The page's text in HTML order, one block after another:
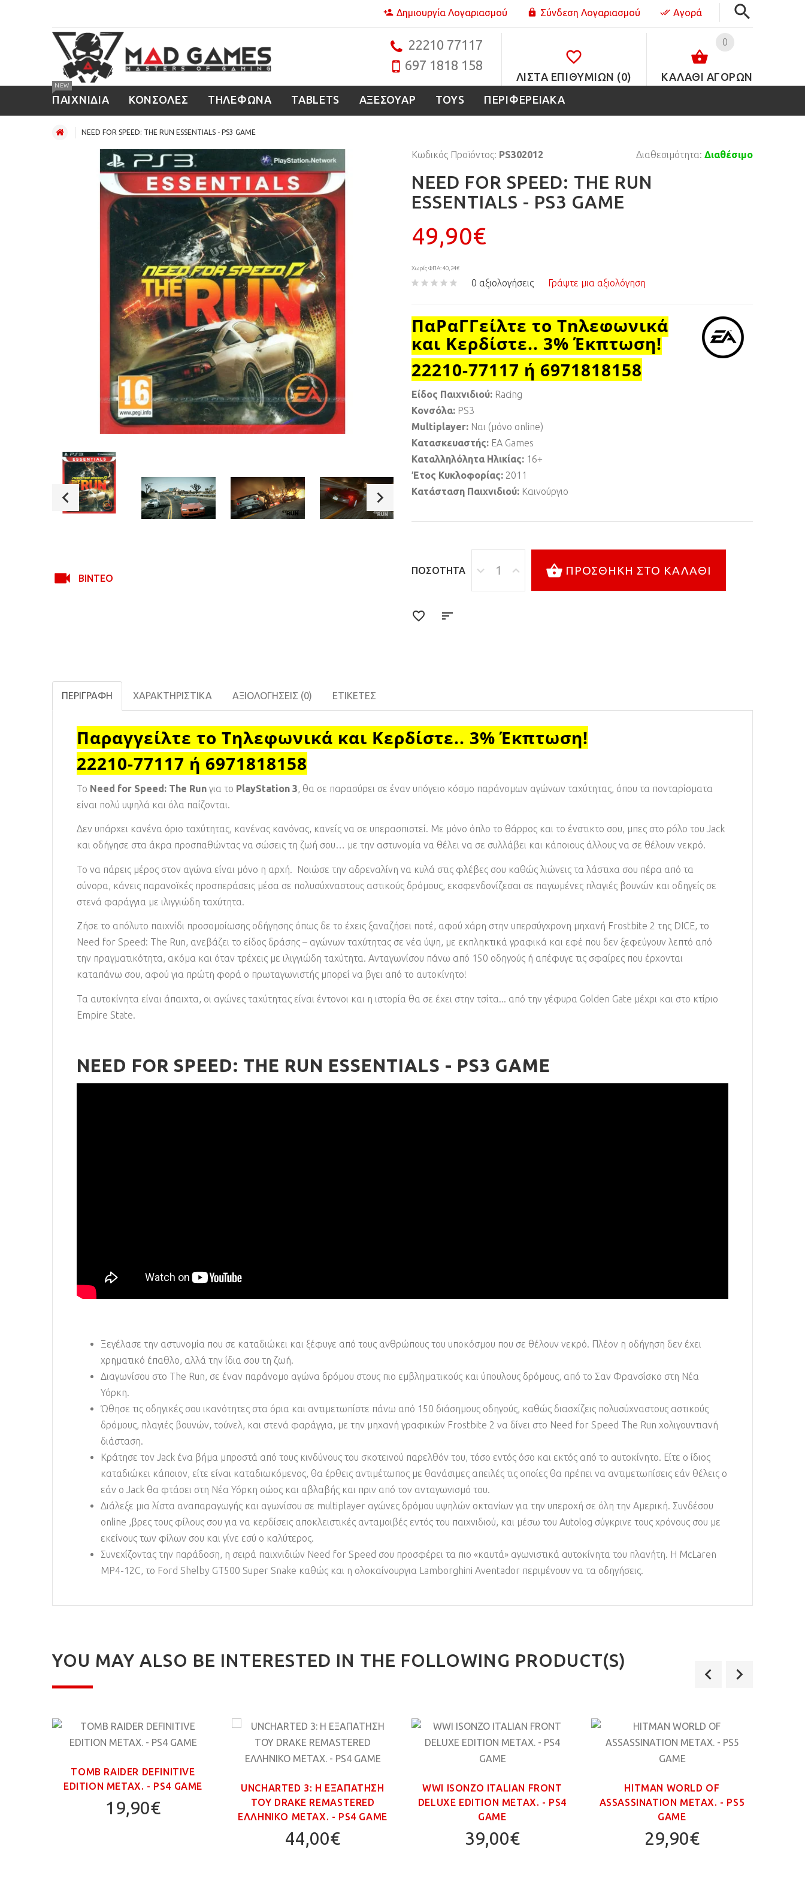
Δημιουργία Λογαριασμού Σύνδεση Λογαριασμού Αγορά
0
ΚΑΛΑΘΙ ΑΓΟΡΩΝ
ΛΊΣΤΑ ΕΠΙΘΥΜΙΏΝ (0)
22210 77117
697 1818 158
ΠΑΙΧΝΙΔΙΑ
NEW
ΚΟΝΣΟΛΕΣ ΤΗΛΕΦΩΝΑ TABLETS ΑΞΕΣΟΥΑΡ TOYS ΠΕΡΙΦΕΡΕΙΑΚΑ
NEED FOR SPEED: THE RUN ESSENTIALS - PS3 GAME
ΒΊΝΤΕΟ
Κωδικός Προϊόντος: PS302012 Διαθεσιμότητα: Διαθέσιμο
NEED FOR SPEED: THE RUN
ESSENTIALS - PS3 GAME
49,90€
Χωρίς ΦΠΑ: 40,24€
0 αξιολογήσεις Γράψτε μια αξιολόγηση
ΠαΡαΓΓείλτε το Τηλεφωνικά
και Κερδίστε.. 3% Έκπτωση!
22210-77117 ή 6971818158
Είδος Παιχνιδιού: Racing
Κονσόλα: PS3
Multiplayer: Ναι (μόνο online)
Κατασκευαστής: EA Games
Καταλληλόλητα Ηλικίας: 16+
Έτος Κυκλοφορίας: 2011
Κατάσταση Παιχνιδιού: Καινούργιο
ΠΟΣΌΤΗΤΑ ΠΡΟΣΘΉΚΗ ΣΤΟ ΚΑΛΆΘΙ
ΠΕΡΙΓΡΑΦΉ ΧΑΡΑΚΤΗΡΙΣΤΙΚΆ ΑΞΙΟΛΟΓΉΣΕΙΣ (0) ΕΤΙΚΈΤΕΣ
Παραγγείλτε το Τηλεφωνικά και Κερδίστε.. 3% Έκπτωση!
22210-77117 ή 6971818158
Το Need for Speed: The Run για το PlayStation 3, θα σε παρασύρει σε έναν υπόγειο κόσμο παράνομων αγώνων ταχύτητας, όπου τα πονταρίσματα
είναι πολύ υψηλά και όλα παίζονται.
Δεν υπάρχει κανένα όριο ταχύτητας, κανένας κανόνας, κανείς να σε υπερασπιστεί. Με μόνο όπλο το θάρρος και το ένστικτο σου, μπες στο ρόλο του Jack
και οδήγησε στα άκρα προσπαθώντας να σώσεις τη ζωή σου… με την αστυνομία να θέλει να σε συλλάβει και κάποιους άλλους να σε θέλουν νεκρό.
Το να πάρεις μέρος στον αγώνα είναι μόνο η αρχή. Νοιώσε την αδρεναλίνη να κυλά στις φλέβες σου καθώς λιώνεις τα λάστιχα σου πέρα από τα
σύνορα, κάνεις παρανοϊκές προσπεράσεις μέσα σε πολυσύχναστους αστικούς δρόμους, εκσφενδονίζεσαι σε παγωμένες πλαγιές βουνών και οδηγείς σε
στενά φαράγγια με ιλιγγιώδη ταχύτητα.
Ζήσε το απόλυτο παιχνίδι προσομοίωσης οδήγησης όπως δε το έχεις ξαναζήσει ποτέ, αφού χάρη στην υπερσύγχρονη μηχανή Frostbite 2 της DICE, το
Need for Speed: The Run, ανεβάζει το είδος δράσης – αγώνων ταχύτητας σε νέα ύψη, με εκπληκτικά γραφικά και εφέ που δεν ξεφεύγουν λεπτό από
την πραγματικότητα, ακόμα και όταν τρέχεις με ιλιγγιώδη ταχύτητα. Ανταγωνίσου πάνω από 150 οδηγούς ή απέφυγε τις σφαίρες που έρχονται
καταπάνω σου, αφού για πρώτη φορά ο πρωταγωνιστής μπορεί να βγει από το αυτοκίνητο!
Τα αυτοκίνητα είναι άπαιχτα, οι αγώνες ταχύτητας είναι έντονοι και η ιστορία θα σε έχει στην τσίτα... από την γέφυρα Golden Gate μέχρι και στο κτίριο
Empire State.
NEED FOR SPEED: THE RUN ESSENTIALS - PS3 GAME
Ξεγέλασε την αστυνομία που σε καταδιώκει και ξέφυγε από τους ανθρώπους του υποκόσμου που σε θέλουν νεκρό. Πλέον η οδήγηση δεν έχει
χρηματικό έπαθλο, αλλά την ίδια σου τη ζωή.
Διαγωνίσου στο The Run, σε έναν παράνομο αγώνα δρόμου στους πιο εμβληματικούς και ύπουλους δρόμους, από το Σαν Φρανσίσκο στη Νέα
Υόρκη.
Ώθησε τις οδηγικές σου ικανότητες στα όρια και αντιμετωπίστε πάνω από 150 διάσημους οδηγούς, καθώς διασχίζεις πολυσύχναστους αστικούς
δρόμους, πλαγιές βουνών, τούνελ, και στενά φαράγγια, με την μηχανή γραφικών Frostbite 2 να δίνει στο Need for Speed The Run χολιγουντιανή
διάσταση.
Κράτησε τον Jack ένα βήμα μπροστά από τους κινδύνους του σκοτεινού παρελθόν του, τόσο εντός όσο και εκτός από το αυτοκίνητο. Eίτε ο ίδιος
καταδιώκει κάποιον, είτε είναι καταδιωκόμενος, θα έρθεις αντιμέτωπος με θανάσιμες απειλές τις οποίες θα πρέπει να αντιμετωπίσεις εάν θέλεις ο
εάν ο Jack θα φτάσει στη Νέα Υόρκη σώος και αβλαβής και πριν από τον ανταγωνισμό του.
Διάλεξε μια λίστα αναπαραγωγής και αγωνίσου σε multiplayer αγώνες δρόμου υψηλών οκτανίων για την υπεροχή σε όλη την Αμερική. Συνδέσου
online ,βρες τους φίλους σου για να κερδίσεις αποκλειστικές ανταμοιβές εντός του παιχνιδιού, και μέσω του Αutolog σύγκρινε τους χρόνους σου με
εκείνους των φίλων σου και γίνε εσύ ο καλύτερος.
Συνεχίζοντας την παράδοση, η σειρά παιχνιδιών Need for Speed σου προσφέρει τα πιο «καυτά» αγωνιστικά αυτοκίνητα του πλανήτη. Η ΜcLaren
MP4-12C, το Ford Shelby GT500 Super Snake καθώς και η ολοκαίνουργια Lamborghini Aventador περιμένουν να τα οδηγήσεις.
YOU MAY ALSO BE INTERESTED IN THE FOLLOWING PRODUCT(S)
TOMB RAIDER DEFINITIVE
EDITION ΜΕΤΑΧ. - PS4 GAME
19,90€
UNCHARTED 3: Η ΕΞΑΠΑΤΗΣΗ
ΤΟΥ DRAKE REMASTERED
ΕΛΛΗΝΙΚΟ ΜΕΤΑΧ. - PS4 GAME
44,00€
WWI ISONZO ITALIAN FRONT
DELUXE EDITION ΜΕΤΑΧ. - PS4
GAME
39,00€
HITMAN WORLD OF
ASSASSINATION ΜΕΤΑΧ. - PS5
GAME
29,90€